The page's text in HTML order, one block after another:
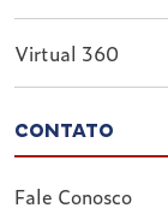
Virtual 360
CONTATO
Fale Conosco